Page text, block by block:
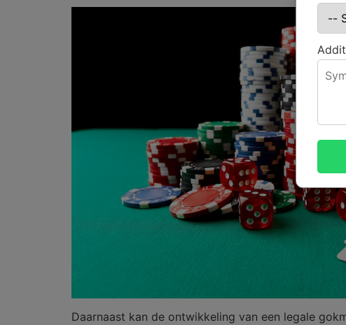
Daarnaast kan de ontwikkeling van een legale